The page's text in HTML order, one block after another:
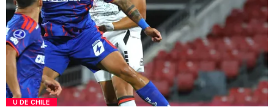
U DE CHILE